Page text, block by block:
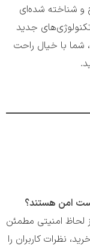
و شناخته شده‌ای
تکنولوژی‌های جدید
شما با خیال راحت
امن هستند؟
لحاظ امنیتی مطمئن
نظرات کاربران را